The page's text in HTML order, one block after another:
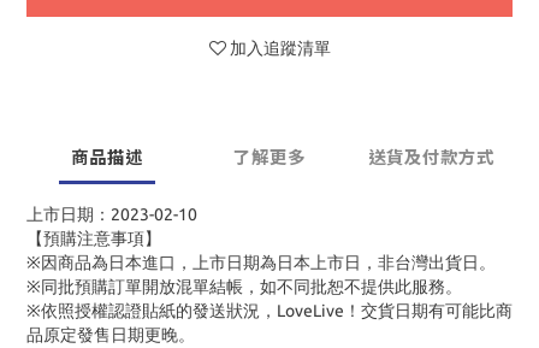
加入追蹤清單
商品描述 了解更多 送貨及付款方式
上市日期：2023-02-10
【預購注意事項】
※因商品為日本進口，上市日期為日本上市日，非台灣出貨日。
※同批預購訂單開放混單結帳，如不同批恕不提供此服務。
※依照授權認證貼紙的發送狀況，LoveLive！交貨日期有可能比商
品原定發售日期更晚。